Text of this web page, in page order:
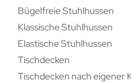
Bügelfreie Stuhlhussen
Klassische Stuhlhussen
Elastische Stuhlhussen
Tischdecken
Tischdecken nach eigener